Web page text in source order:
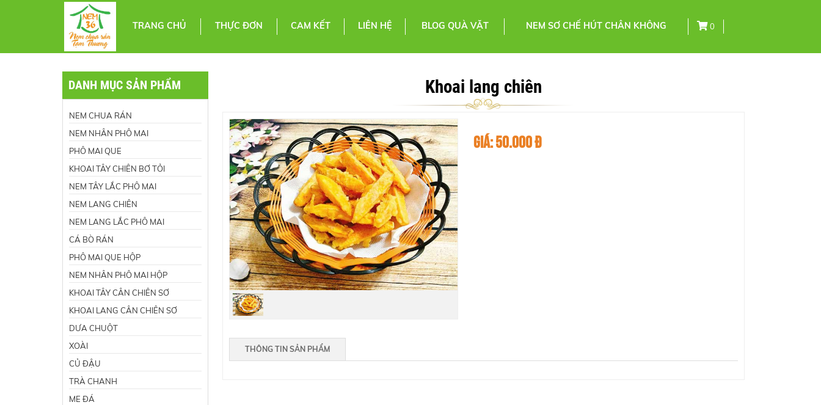
TRANG CHỦ THỰC ĐƠN CAM KẾT LIÊN HỆ BLOG QUÀ VẶT NEM SƠ CHẾ HÚT CHÂN KHÔNG 0
DANH MỤC SẢN PHẨM
NEM CHUA RÁN
NEM NHÂN PHÔ MAI
PHÔ MAI QUE
KHOAI TÂY CHIÊN BƠ TỎI
NEM TÂY LẮC PHÔ MAI
NEM LANG CHIÊN
NEM LANG LẮC PHÔ MAI
CÁ BÒ RÁN
PHÔ MAI QUE HỘP
NEM NHÂN PHÔ MAI HỘP
KHOAI TÂY CÂN CHIÊN SƠ
KHOAI LANG CÂN CHIÊN SƠ
DƯA CHUỘT
XOÀI
CỦ ĐẬU
TRÀ CHANH
ME ĐÁ
Khoai lang chiên
50.000 Đ
THÔNG TIN SẢN PHẨM